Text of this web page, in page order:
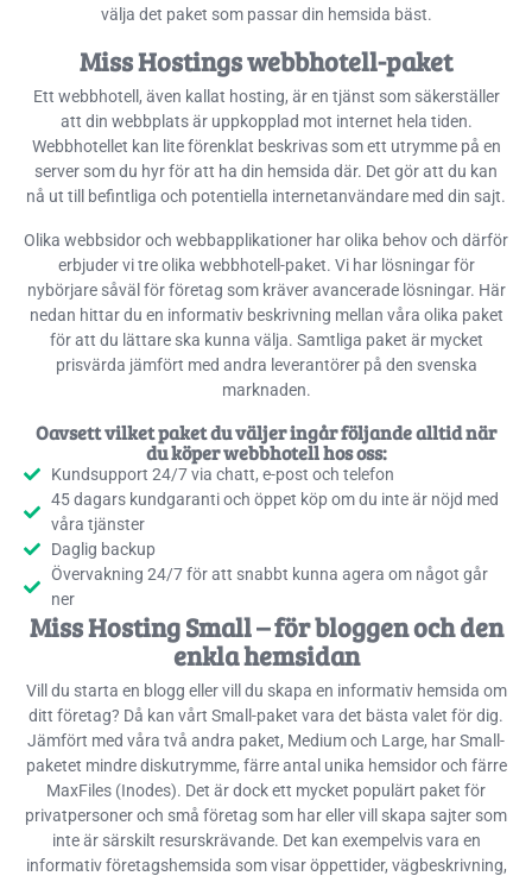
välja det paket som passar din hemsida bäst.
Miss Hostings webbhotell-paket
Ett webbhotell, även kallat hosting, är en tjänst som säkerställer
att din webbplats är uppkopplad mot internet hela tiden.
Webbhotellet kan lite förenklat beskrivas som ett utrymme på en
server som du hyr för att ha din hemsida där. Det gör att du kan
nå ut till befintliga och potentiella internetanvändare med din sajt.
Olika webbsidor och webbapplikationer har olika behov och därför
erbjuder vi tre olika webbhotell-paket. Vi har lösningar för
nybörjare såväl för företag som kräver avancerade lösningar. Här
nedan hittar du en informativ beskrivning mellan våra olika paket
för att du lättare ska kunna välja. Samtliga paket är mycket
prisvärda jämfört med andra leverantörer på den svenska
marknaden.
Oavsett vilket paket du väljer ingår följande alltid när
du köper webbhotell hos oss:
Kundsupport 24/7 via chatt, e-post och telefon
45 dagars kundgaranti och öppet köp om du inte är nöjd med
våra tjänster
Daglig backup
Övervakning 24/7 för att snabbt kunna agera om något går
ner
Miss Hosting Small – för bloggen och den
enkla hemsidan
Vill du starta en blogg eller vill du skapa en informativ hemsida om
ditt företag? Då kan vårt Small-paket vara det bästa valet för dig.
Jämfört med våra två andra paket, Medium och Large, har Small-
paketet mindre diskutrymme, färre antal unika hemsidor och färre
MaxFiles (Inodes). Det är dock ett mycket populärt paket för
privatpersoner och små företag som har eller vill skapa sajter som
inte är särskilt resurskrävande. Det kan exempelvis vara en
informativ företagshemsida som visar öppettider, vägbeskrivning,